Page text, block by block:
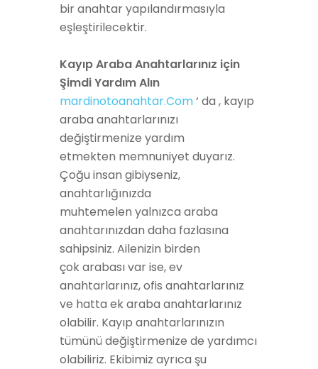
biranahtar yapılandırmasıyla
eşleştirilecektir.
Kayıp Araba Anahtarlarınız için
Şimdi Yardım Alın
mardinotoanahtar.Com‘ da , kayıp
araba anahtarlarınızı
değiştirmenize yardım
etmekten memnuniyet duyarız.
Çoğu insan gibiyseniz,
anahtarlığınızda
muhtemelen yalnızca araba
anahtarınızdan daha fazlasına
sahipsiniz. Ailenizin birden
çokarabasıvar ise, ev
anahtarlarınız, ofis anahtarlarınız
ve hatta ek araba anahtarlarınız
olabilir. Kayıp anahtarlarınızın
tümünü değiştirmenize de yardımcı
olabiliriz. Ekibimiz ayrıca şu